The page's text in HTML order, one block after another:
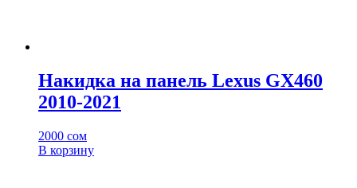
Накидка на панель Lexus GX460
2010-2021
2000 сом
В корзину